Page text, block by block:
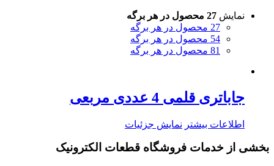
نمایش 27 محصول در هر برگه
27 محصول در هر برگه
54 محصول در هر برگه
81 محصول در هر برگه
جاباتری قلمی 4 عددی مربعی
اطلاعات بیشتر نمایش جزئیات
بخشی از خدمات فروشگاه قطعات الکترونیک